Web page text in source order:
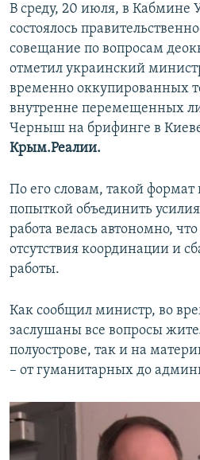
поискуИНФОГРАФИКА
ТЕЛЕПРОЕКТ КРЫМ.РЕАЛИИ
СОВЕТЫ ПРАВОЗАЩИТНИКОВ
ПРОПАВШИЕ БЕЗ ВЕСТИ
ПОБЕДИТЕЛЕЙ НЕ СУДЯТ?
КРЫМ.НЕПОКОРЕННЫЙ
УКРАИНСКАЯ ПРОБЛЕМА КРЫМА
КАК ОБОЙТИ БЛОКИРОВКУ
Українською
Qırımtatar
ПРИСОЕДИНЯЙТЕСЬ!
Все сайты RFE/RL
В среду, 20 июля, в Кабмине
состоялось
совещание по вопросам
отметил украинский
временно оккупированных
внутренне перемещенных
Черныш на брифинге в
Крым.Реалии.
По его словам, такой формат
попыткой объединить
работа велась автономно,
отсутствия координации и
работы.
Как сообщил министр, во
заслушаны все вопросы
полуострове, так и на
– от гуманитарных до